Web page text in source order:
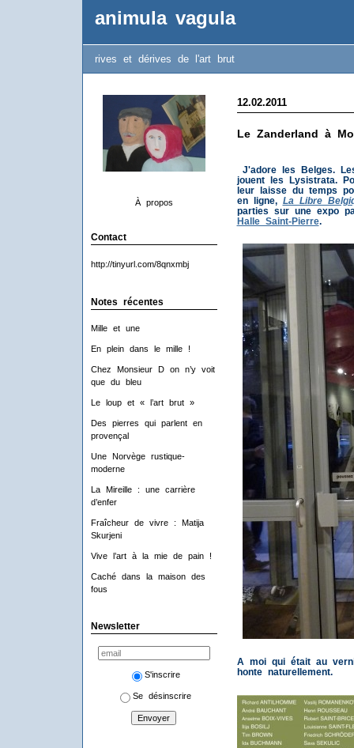
animula vagula
rives et dérives de l'art brut
À propos
Contact
http://tinyurl.com/8qnxmbj
Notes récentes
Mille et une
En plein dans le mille !
Chez Monsieur D on n’y voit
que du bleu
Le loup et « l’art brut »
Des pierres qui parlent en
provençal
Une Norvège rustique-
moderne
La Mireille : une carrière
d’enfer
Fraîcheur de vivre : Matija
Skurjeni
Vive l’art à la mie de pain !
Caché dans la maison des
fous
Newsletter
S'inscrire
Se désinscrire
12.02.2011
Le Zanderland à
J'adore les Belges.
jouent les Lysistrata.
leur laisse du temps
en ligne, La Libre
parties sur une expo
Halle Saint-Pierre.
A moi qui était au
honte naturellement.